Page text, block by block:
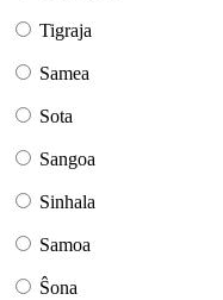
Tigraja
Samea
Sota
Sangoa
Sinhala
Samoa
Ŝona